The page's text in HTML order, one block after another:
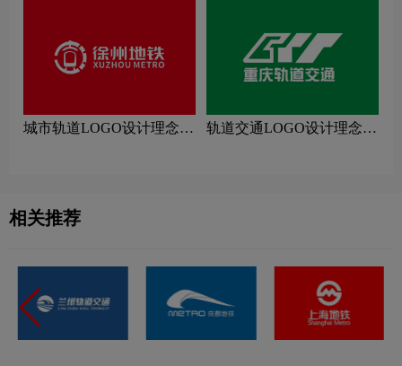
城市轨道LOGO设计理念解
轨道交通LOGO设计理念解
相关推荐